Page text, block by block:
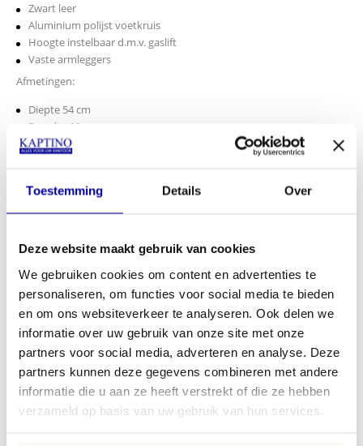
Toestemming Details Over
Deze website maakt gebruik van cookies
We gebruiken cookies om content en advertenties te
personaliseren, om functies voor social media te bieden
en om ons websiteverkeer te analyseren. Ook delen we
informatie over uw gebruik van onze site met onze
partners voor social media, adverteren en analyse. Deze
partners kunnen deze gegevens combineren met andere
informatie die u aan ze heeft verstrekt of die ze hebben
verzameld op basis van uw gebruik van hun services.
Zwart leer
Aluminium polijst voetkruis
Hoogte instelbaar d.m.v. gaslift
Vaste armleggers
Afmetingen:
Diepte 54 cm
Breedte 66 cm
Hoogte 83 - 91 cm
INCL BTW: €289,00
In mijn winkelwagen
Op verlanglijstje
Specificaties